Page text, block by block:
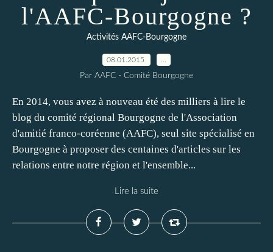
l'AAFC-Bourgogne ?
Activités AAFC-Bourgogne
08.01.2015
Par AAFC - Comité Bourgogne
En 2014, vous avez à nouveau été des milliers à lire le
blog du comité régional Bourgogne de l'Association
d'amitié franco-coréenne (AAFC), seul site spécialisé en
Bourgogne à proposer des centaines d'articles sur les
relations entre notre région et l'ensemble...
Lire la suite